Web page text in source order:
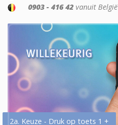
0903 - 416 42 vanuit België
2a. Keuze - Druk op toets 1 +